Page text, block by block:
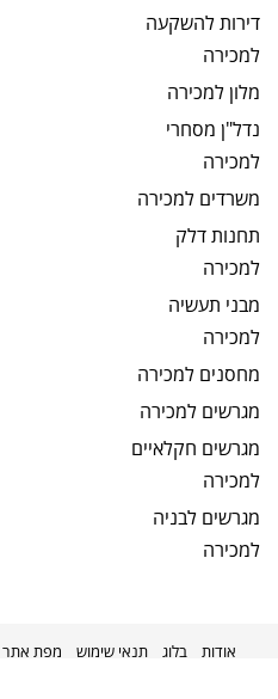
דירות להשקעה
למכירה
מלון למכירה
נדל"ן מסחרי
למכירה
משרדים למכירה
תחנות דלק
למכירה
מבני תעשיה
למכירה
מחסנים למכירה
מגרשים למכירה
מגרשים חקלאיים
למכירה
מגרשים לבניה
למכירה
אודות בלוג תנאי שימוש מפת אתר